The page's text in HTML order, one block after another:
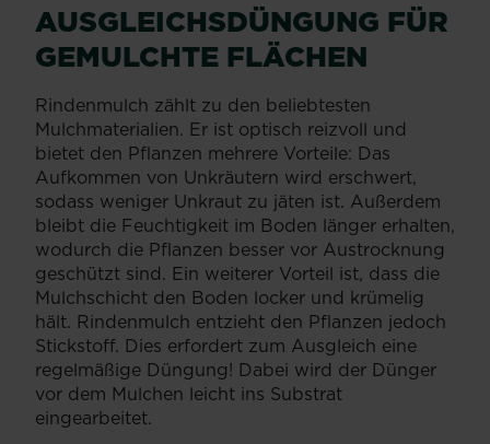
AUSGLEICHSDÜNGUNG FÜR
GEMULCHTE FLÄCHEN
Rindenmulch zählt zu den beliebtesten
Mulchmaterialien. Er ist optisch reizvoll und
bietet den Pflanzen mehrere Vorteile: Das
Aufkommen von Unkräutern wird erschwert,
sodass weniger Unkraut zu jäten ist. Außerdem
bleibt die Feuchtigkeit im Boden länger erhalten,
wodurch die Pflanzen besser vor Austrocknung
geschützt sind. Ein weiterer Vorteil ist, dass die
Mulchschicht den Boden locker und krümelig
hält. Rindenmulch entzieht den Pflanzen jedoch
Stickstoff. Dies erfordert zum Ausgleich eine
regelmäßige Düngung! Dabei wird der Dünger
vor dem Mulchen leicht ins Substrat
eingearbeitet.